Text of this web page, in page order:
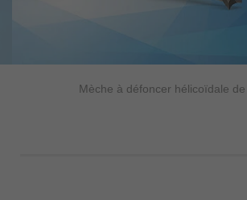
Mèche à défoncer hélicoïdale